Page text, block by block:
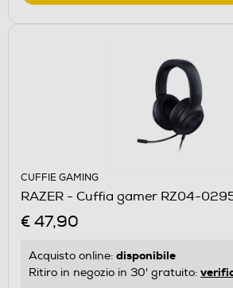
CUFFIE GAMING
RAZER - Cuffia gamer RZ04-
€ 47,90
Acquisto online: disponibile
Ritiro in negozio in 30' gratuito: